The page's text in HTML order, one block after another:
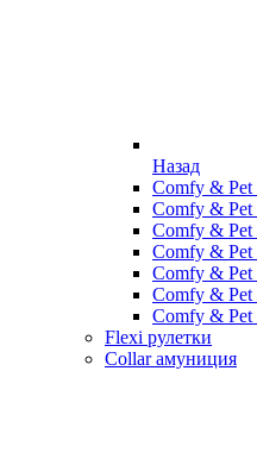
Назад
Comfy & Pet
Comfy & Pet
Comfy &
Comfy &
Comfy &
Comfy &
Comfy & Pet
Flexi рулетки
Collar амуниция